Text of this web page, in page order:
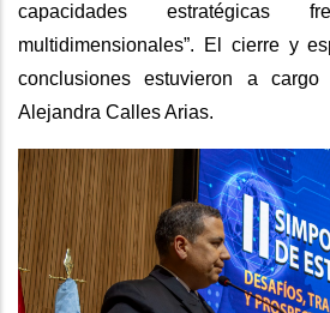
capacidades estratégicas
multidimensionales”. El cierre y
conclusiones estuvieron a
Alejandra Calles Arias.